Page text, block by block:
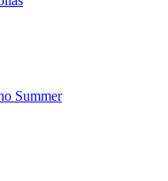
Summer